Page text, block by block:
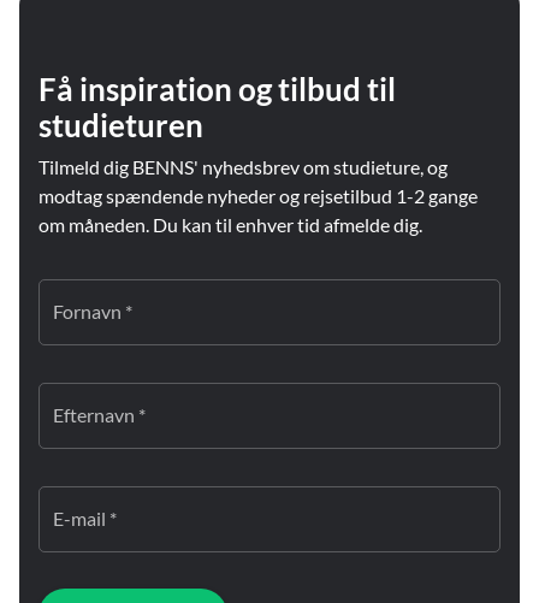
Få inspiration og tilbud til
studieturen
Tilmeld dig BENNS' nyhedsbrev om studieture, og
modtag spændende nyheder og rejsetilbud 1-2 gange
om måneden. Du kan til enhver tid afmelde dig.
Fornavn *
Efternavn *
E-mail *